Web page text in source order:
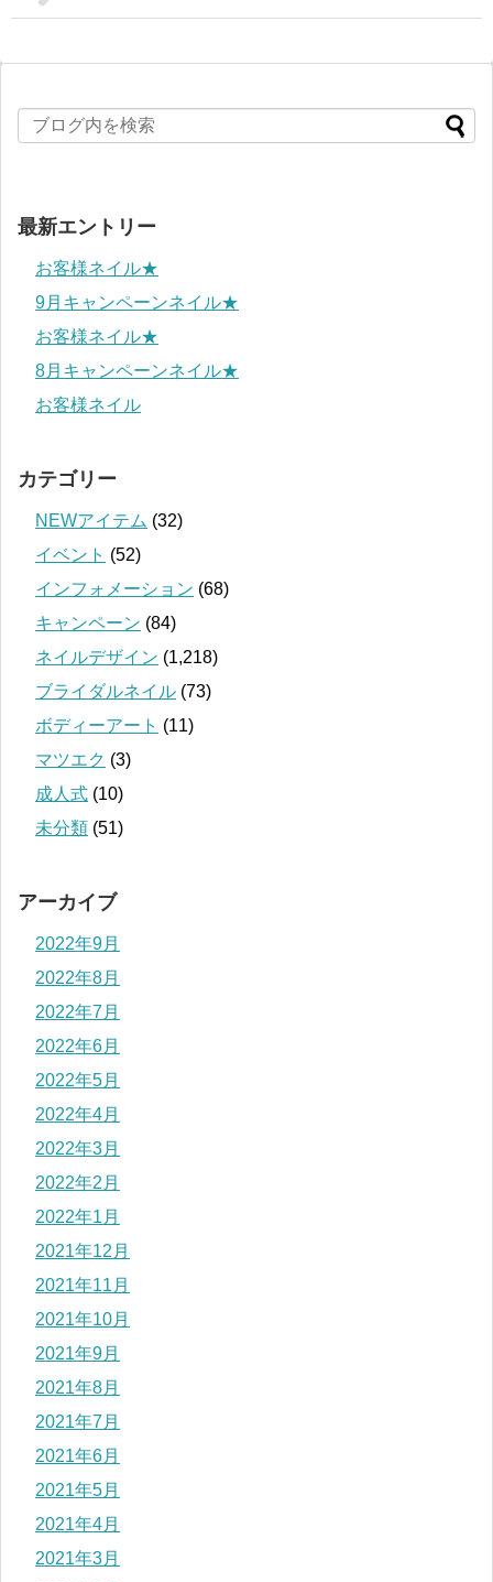
最新エントリー
お客様ネイル★
9月キャンペーンネイル★
お客様ネイル★
8月キャンペーンネイル★
お客様ネイル
カテゴリー
NEWアイテム (32)
イベント (52)
インフォメーション (68)
キャンペーン (84)
ネイルデザイン (1,218)
ブライダルネイル (73)
ボディーアート (11)
マツエク (3)
成人式 (10)
未分類 (51)
アーカイブ
2022年9月
2022年8月
2022年7月
2022年6月
2022年5月
2022年4月
2022年3月
2022年2月
2022年1月
2021年12月
2021年11月
2021年10月
2021年9月
2021年8月
2021年7月
2021年6月
2021年5月
2021年4月
2021年3月